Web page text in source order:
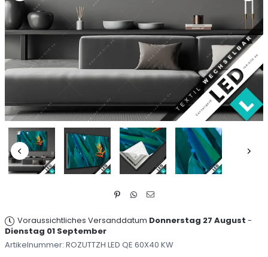
Voraussichtliches Versanddatum Donnerstag 27 August -
Dienstag 01 September
Artikelnummer: ROZUTTZH LED QE 60X40 KW